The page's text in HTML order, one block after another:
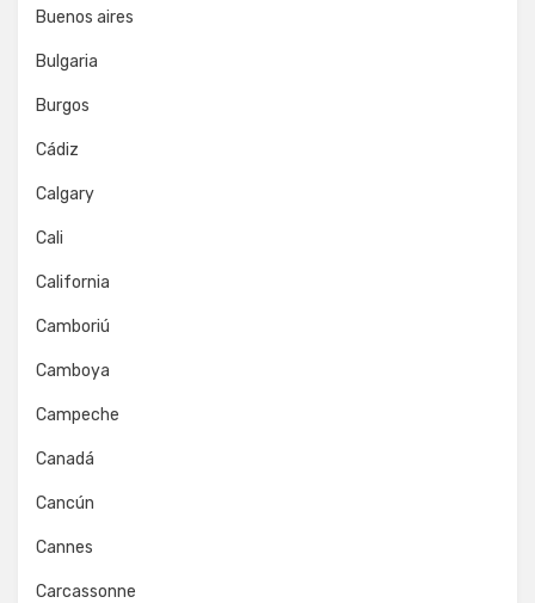
Buenos aires
Bulgaria
Burgos
Cádiz
Calgary
Cali
California
Camboriú
Camboya
Campeche
Canadá
Cancún
Cannes
Carcassonne